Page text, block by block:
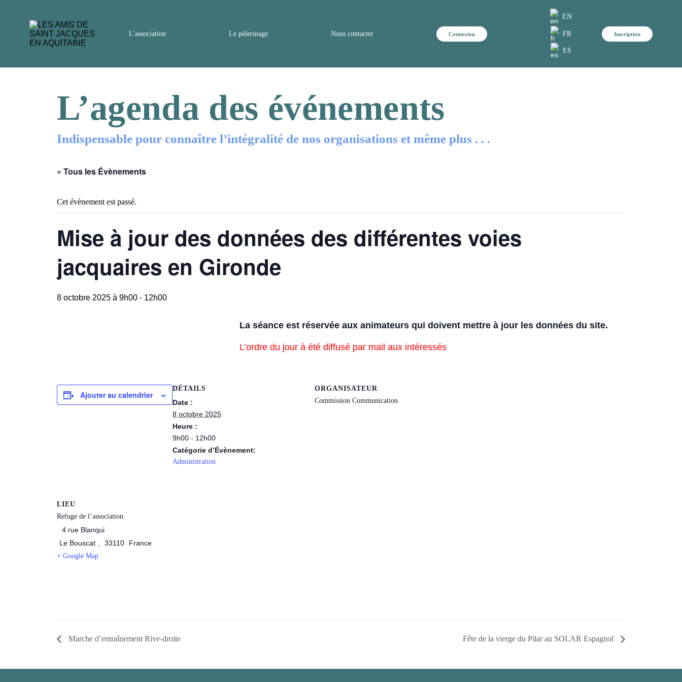
L'association Le pèlerinage Nous contacter Connexion
EN
FR
ES
Inscription
L’agenda des événements
Indispensable pour connaître l’intégralité de nos organisations et même plus . . .
« Tous les Évènements
Cet évènement est passé.
Mise à jour des données des différentes voies
jacquaires en Gironde
8 octobre 2025 à 9h00 - 12h00
La séance est réservée aux animateurs qui doivent mettre à jour les données du site.
L’ordre du jour à été diffusé par mail aux intéressés
Ajouter au calendrier
DÉTAILS
Date :
8 octobre 2025
Heure :
9h00 - 12h00
Catégorie d’Évènement:
Administration
ORGANISATEUR
Commission Communication
LIEU
Refuge de l’association
4 rue Blanqui
Le Bouscat
33110 France
+ Google Map
Marche d’entraînement Rive-droite Fête de la vierge du Pilar au SOLAR Espagnol